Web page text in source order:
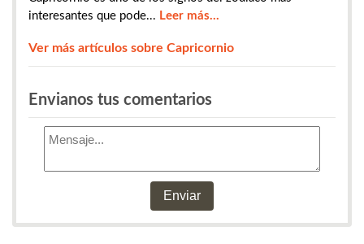
interesantes que pode... Leer más...
Ver más artículos sobre Capricornio
​​​​​​​​​Envianos tus comentarios